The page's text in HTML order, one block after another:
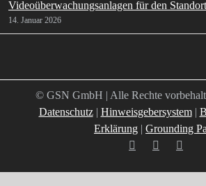
Videoüberwachungsanlagen für den
14. Januar 2026
© GSN GmbH | Alle Rechte
Datenschutz| Hinweisgebersystem|
Erklärung | Grounding
FacebookYouTube